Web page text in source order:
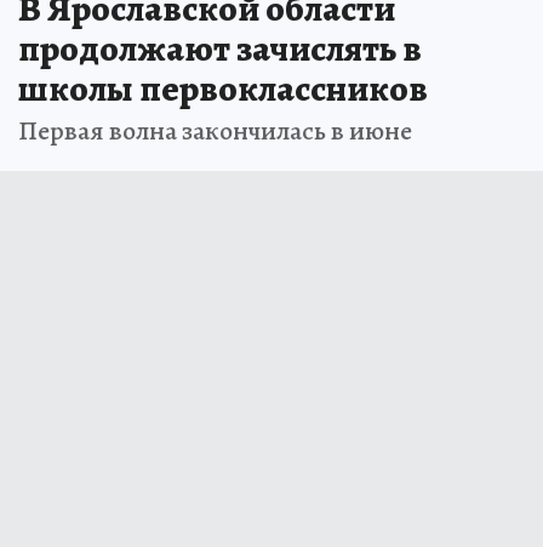
продолжают зачислять в
школы первоклассников
Первая волна закончилась в июне